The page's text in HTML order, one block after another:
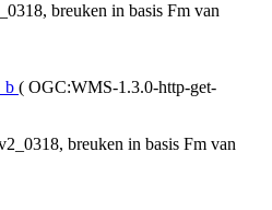
breuken in basis Fm van
( OGC:WMS-1.3.0-http-get-
breuken in basis Fm van